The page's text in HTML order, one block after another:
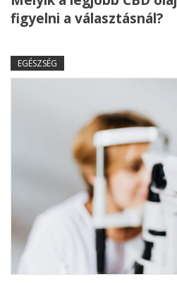
figyelni a választásnál?
EGÉSZSÉG